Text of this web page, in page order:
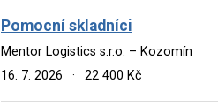
Pomocní skladníci
Mentor Logistics s.r.o. – Kozomín
16. 7. 2026
· 22 400 Kč